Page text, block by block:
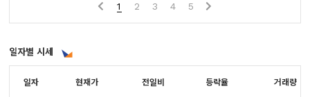
1 2 3 4 5
일자별 시세
일자
일자 현재가 전일비 등락율 거래량